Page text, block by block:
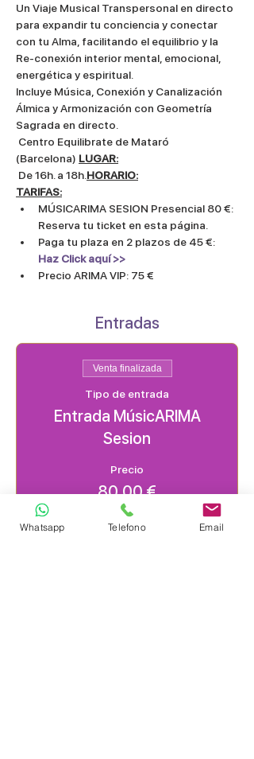
Un Viaje Musical Transpersonal en directo
para expandir tu conciencia y conectar
con tu Alma, facilitando el equilibrio y la
Re-conexión interior mental, emocional,
energética y espiritual.
Incluye Música, Conexión y Canalización
Álmica y Armonización con Geometría
Sagrada en directo.
(Barcelona) LUGAR:
De 16h. a 18h. HORARIO:
TARIFAS:
MÚSICARIMA SESION Presencial 80 €:
Reserva tu ticket en esta página.
Paga tu plaza en 2 plazos de 45 €:
Haz Click aquí >>
Precio ARIMA VIP: 75 €
Entradas
Venta finalizada
Tipo de entrada
Entrada MúsicARIMA
Sesion
Precio
80,00 €
Whatsapp Telefono Email